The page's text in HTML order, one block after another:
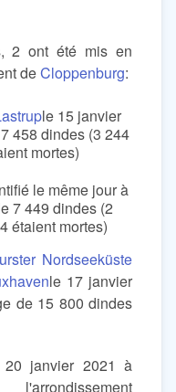
2 ont été mis en
deCloppenburg:
le 15 janvier
458 dindes (3 244
mortes)
le même jour à
7 449 dindes (2
étaient mortes)
Nordseeküste
le 17 janvier
de 15 800 dindes
janvier 2021 à